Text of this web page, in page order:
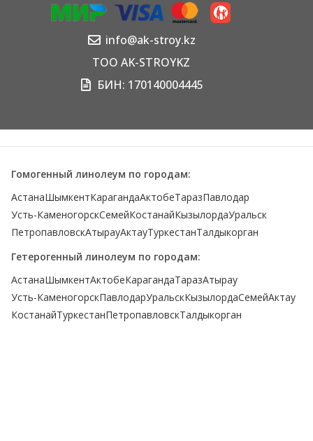
info@ak-stroy.kz
TOO AK-STROYKZ
БИН: 170140004445
Гомогенный линолеум по городам:
АстанаШымкентКарагандаАктобеТаразПавлодар
Усть-КаменогорскСемейКостанайКызылордаУральск
ПетропавловскАтырауАктауТуркестанТалдыкорган
Гетерогенный линолеум по городам:
АстанаШымкентАктобеКарагандаТаразАтырау
Усть-КаменогорскПавлодарУральскКызылордаСемейАктау
КостанайТуркестанПетропавловскТалдыкорган